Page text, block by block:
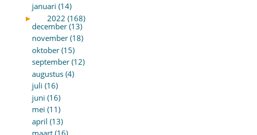
januari (14)
►
2022 (168)
december (13)
november (18)
oktober (15)
september (12)
augustus (4)
juli (16)
juni (16)
mei (11)
april (13)
maart (16)